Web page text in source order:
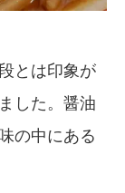
とは印象が
した。醤油
の中にある